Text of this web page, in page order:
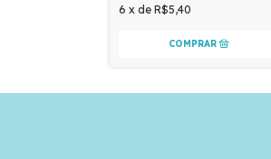
6 x de R$5,40